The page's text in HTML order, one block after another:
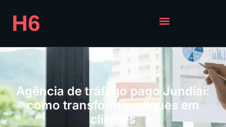
Agência de tráfego pago Jundiaí:
como transformar cliques em
clientes